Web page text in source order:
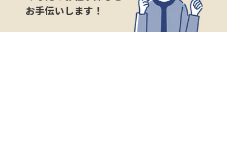
お手伝いします！